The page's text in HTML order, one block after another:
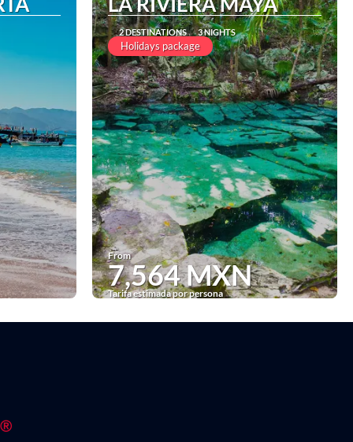
2 DESTINATIONS 3 NIGHTS
Holidays package
From
7,564 MXN
Tarifa estimada por persona